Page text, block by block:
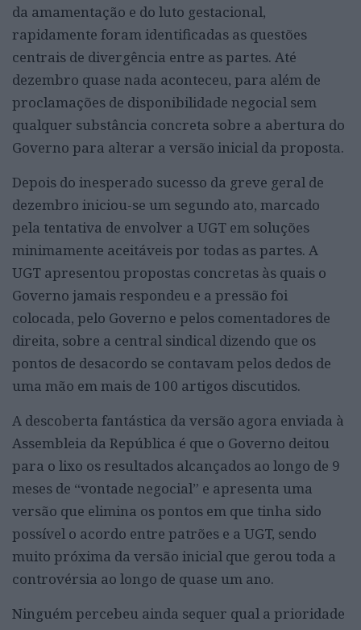
da amamentação e do luto gestacional,
rapidamente foram identificadas as questões
centrais de divergência entre as partes. Até
dezembro quase nada aconteceu, para além de
proclamações de disponibilidade negocial sem
qualquer substância concreta sobre a abertura do
Governo para alterar a versão inicial da proposta.
Depois do inesperado sucesso da greve geral de
dezembro iniciou-se um segundo ato, marcado
pela tentativa de envolver a UGT em soluções
minimamente aceitáveis por todas as partes. A
UGT apresentou propostas concretas às quais o
Governo jamais respondeu e a pressão foi
colocada, pelo Governo e pelos comentadores de
direita, sobre a central sindical dizendo que os
pontos de desacordo se contavam pelos dedos de
uma mão em mais de 100 artigos discutidos.
A descoberta fantástica da versão agora enviada à
Assembleia da República é que o Governo deitou
para o lixo os resultados alcançados ao longo de 9
meses de “vontade negocial” e apresenta uma
versão que elimina os pontos em que tinha sido
possível o acordo entre patrões e a UGT, sendo
muito próxima da versão inicial que gerou toda a
controvérsia ao longo de quase um ano.
Ninguém percebeu ainda sequer qual a prioridade